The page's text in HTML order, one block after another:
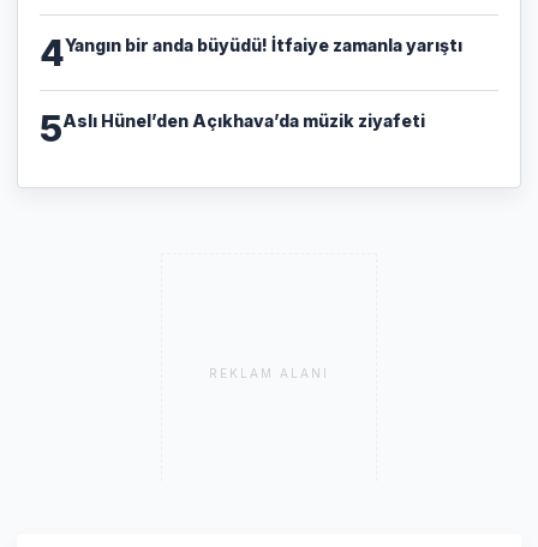
4Yangın bir anda büyüdü! İtfaiye zamanla yarıştı
5Aslı Hünel’den Açıkhava’da müzik ziyafeti
REKLAM ALANI